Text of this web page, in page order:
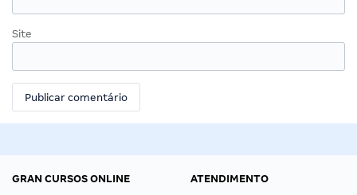
Site
GRAN CURSOS ONLINE
ATENDIMENTO